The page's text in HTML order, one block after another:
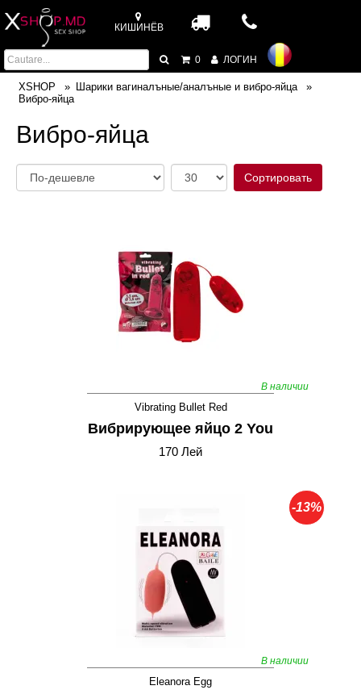
КИШИНЁВ
0 ЛОГИН
XSHOP
Шарики вагиналъные/аналъные и вибро-яйца
Вибро-яйца
Вибро-яйца
Сортировать
В наличии
Vibrating Bullet Red
Вибрирующее яйцо 2 You
170 Лей
В наличии
-13%
Eleanora Egg